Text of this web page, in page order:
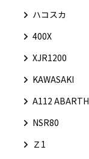
ハコスカ
400X
XJR1200
KAWASAKI
A112 ABARTH
NSR80
Ｚ1